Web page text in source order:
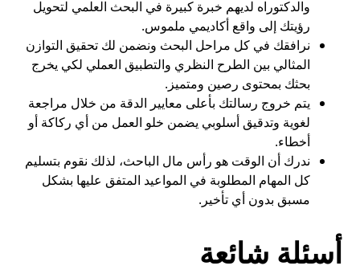
والدكتوراه لديهم خبرة كبيرة في البحث العلمي لتحويل
رؤيتك إلى واقع أكاديمي ملموس.
نرافقك في كل مراحل البحث ونضمن لك تحقيق التوازن
المثالي بين الطرح النظري والتطبيق العملي لكي يخرج
بحثك بمحتوى رصين ومتميز.
يتم خروج رسالتك بأعلى معايير الدقة من خلال مراجعة
لغوية وتدقيق أسلوبي يضمن خلو العمل من أي ركاكة أو
أخطاء.
ندرك أن الوقت هو رأس مال الباحث، لذلك نقوم بتسليم
كل المهام المطلوبة في المواعيد المتفق عليها بشكل
مسبق بدون أي تأخير.
أسئلة شائعة